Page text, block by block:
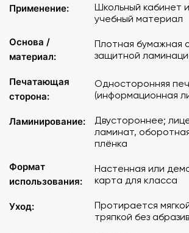
Применение:
Школьный кабинет
учебный материал
Основа /
материал:
Плотная бумажная
защитной
Печатающая
сторона:
Односторонняя
(информационная
Ламинирование:
Двустороннее;
ламинат,
плёнка
Формат
использования:
Настенная или
карта для класса
Уход:
Протирается
тряпкой без